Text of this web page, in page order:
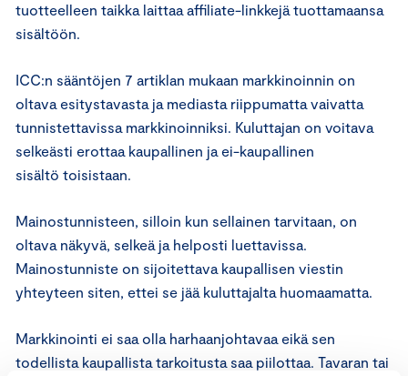
tuotteelleen taikka laittaa affiliate-linkkejä tuottamaansa
sisältöön.
ICC:n sääntöjen 7 artiklan mukaan markkinoinnin on
oltava esitystavasta ja mediasta riippumatta vaivatta
tunnistettavissa markkinoinniksi. Kuluttajan on voitava
selkeästi erottaa kaupallinen ja ei-kaupallinen
sisältö toisistaan.
Mainostunnisteen, silloin kun sellainen tarvitaan, on
oltava näkyvä, selkeä ja helposti luettavissa.
Mainostunniste on sijoitettava kaupallisen viestin
yhteyteen siten, ettei se jää kuluttajalta huomaamatta.
Markkinointi ei saa olla harhaanjohtavaa eikä sen
todellista kaupallista tarkoitusta saa piilottaa. Tavaran tai